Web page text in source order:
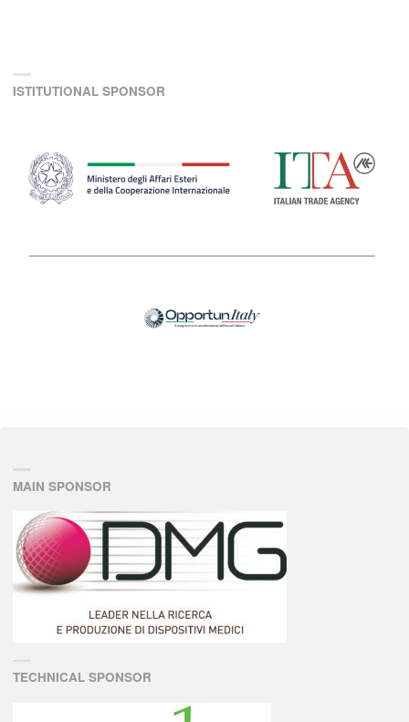
ISTITUTIONAL SPONSOR
MAIN SPONSOR
TECHNICAL SPONSOR